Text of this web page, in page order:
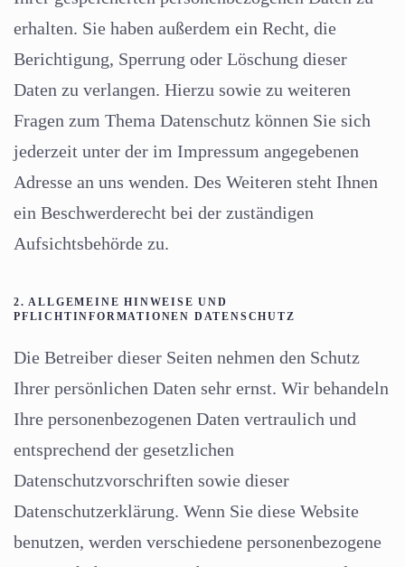
erhalten. Sie haben außerdem ein Recht, die
Berichtigung, Sperrung oder Löschung dieser
Daten zu verlangen. Hierzu sowie zu weiteren
Fragen zum Thema Datenschutz können Sie sich
jederzeit unter der im Impressum angegebenen
Adresse an uns wenden. Des Weiteren steht Ihnen
ein Beschwerderecht bei der zuständigen
Aufsichtsbehörde zu.
2. ALLGEMEINE HINWEISE UND
PFLICHTINFORMATIONEN DATENSCHUTZ
Die Betreiber dieser Seiten nehmen den Schutz
Ihrer persönlichen Daten sehr ernst. Wir behandeln
Ihre personenbezogenen Daten vertraulich und
entsprechend der gesetzlichen
Datenschutzvorschriften sowie dieser
Datenschutzerklärung. Wenn Sie diese Website
benutzen, werden verschiedene personenbezogene